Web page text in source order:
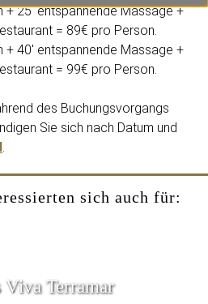
+ 25' entspannende Massage +
= 89€ pro Person.
+ 40' entspannende Massage +
= 99€ pro Person.
des Buchungsvorgangs
Sie sich nach Datum und
.
sich auch für:
Viva Terramar